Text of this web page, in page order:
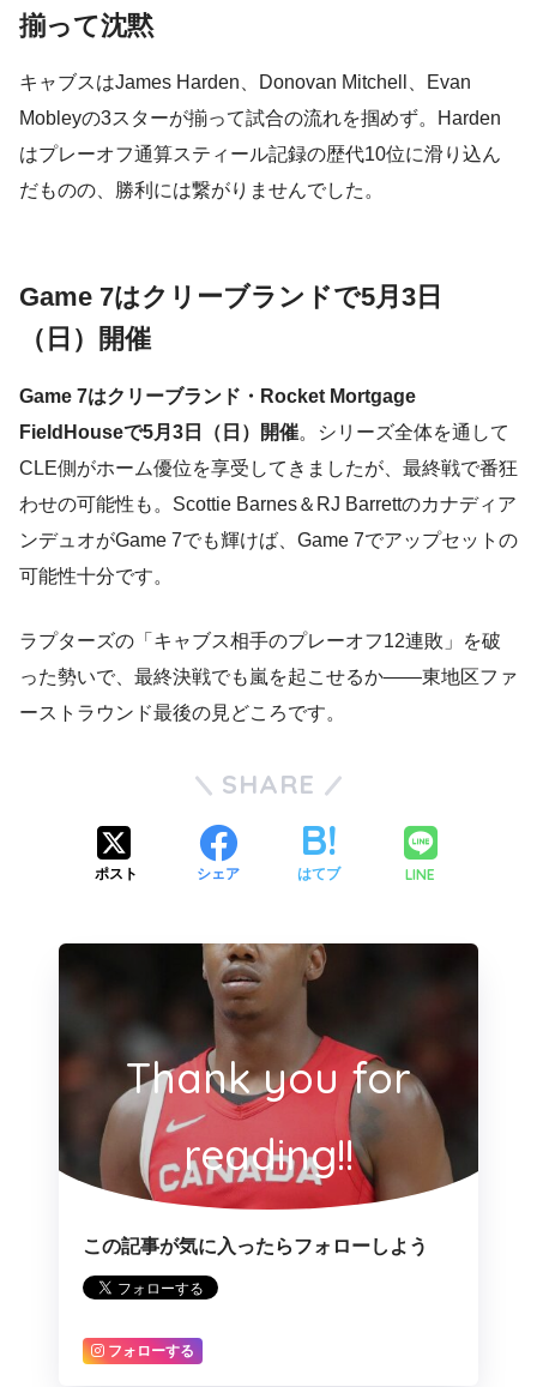
揃って沈黙
キャブスはJames Harden、Donovan Mitchell、Evan
Mobleyの3スターが揃って試合の流れを掴めず。Harden
はプレーオフ通算スティール記録の歴代10位に滑り込ん
だものの、勝利には繋がりませんでした。
Game 7はクリーブランドで5月3日
（日）開催
Game 7はクリーブランド・Rocket Mortgage
FieldHouseで5月3日（日）開催。シリーズ全体を通して
CLE側がホーム優位を享受してきましたが、最終戦で番狂
わせの可能性も。Scottie Barnes＆RJ Barrettのカナディア
ンデュオがGame 7でも輝けば、Game 7でアップセットの
可能性十分です。
ラプターズの「キャブス相手のプレーオフ12連敗」を破
った勢いで、最終決戦でも嵐を起こせるか――東地区ファ
ーストラウンド最後の見どころです。
SHARE
ポスト シェア はてブ LINE
Thank you for
reading!!
この記事が気に入ったらフォローしよう
フォローする